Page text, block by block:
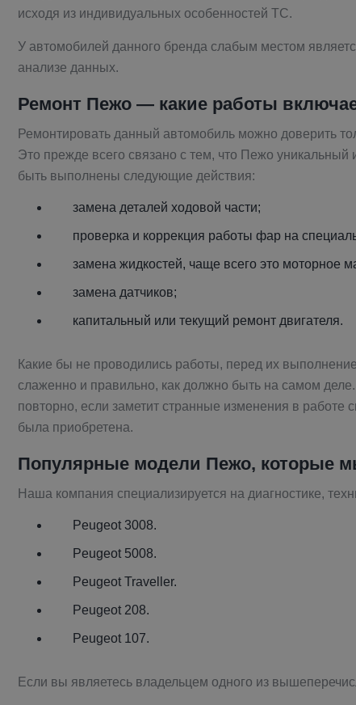
исходя из индивидуальных особенностей ТС.
У автомобилей данного бренда слабым местом
анализе данных.
Ремонт Пежо — какие работы
Ремонтировать данный автомобиль можно доверить
Это прежде всего связано с тем, что Пежо
быть выполнены следующие действия:
замена деталей ходовой части;
проверка и коррекция работы фар на
замена жидкостей, чаще всего это моторное
замена датчиков;
капитальный или текущий ремонт двигателя.
Какие бы не проводились работы, перед их
слаженно и правильно, как должно быть на самом
повторно, если заметит странные изменения в
была приобретена.
Популярные модели Пежо, которые
Наша компания специализируется на диагностике,
Peugeot 3008.
Peugeot 5008.
Peugeot Traveller.
Peugeot 208.
Peugeot 107.
Если вы являетесь владельцем одного из